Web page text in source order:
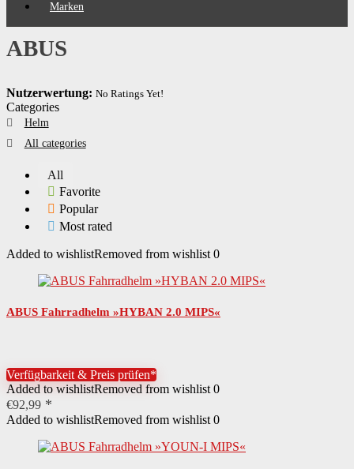
Marken
ABUS
Nutzerwertung: No Ratings Yet!
Categories
Helm
All categories
All
Favorite
Popular
Most rated
Added to wishlistRemoved from wishlist 0
ABUS Fahrradhelm »HYBAN 2.0 MIPS«
Verfügbarkeit & Preis prüfen*
Added to wishlistRemoved from wishlist 0
€92,99
Added to wishlistRemoved from wishlist 0